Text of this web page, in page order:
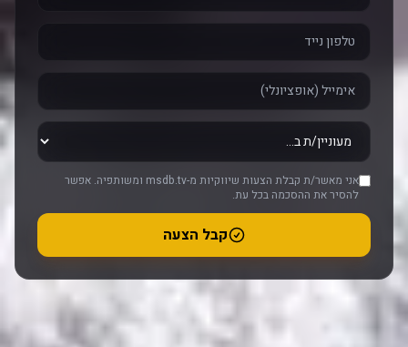
אני מאשר/ת קבלת הצעות שיווקיות מ-msdb.tv ומשותפיה. אפשר
להסיר את ההסכמה בכל עת.
קבל הצעה